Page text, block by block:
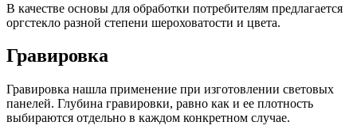
В качестве основы для обработки потребителям предлагается
оргстекло разной степени шероховатости и цвета.
Гравировка
Гравировка нашла применение при изготовлении световых
панелей. Глубина гравировки, равно как и ее плотность
выбираются отдельно в каждом конкретном случае.